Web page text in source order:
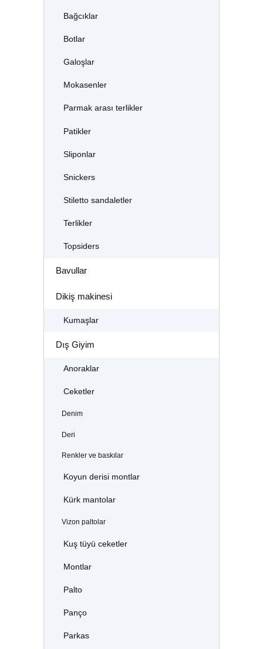
Bağcıklar
Botlar
Galoşlar
Mokasenler
Parmak arası terlikler
Patikler
Sliponlar
Snickers
Stiletto sandaletler
Terlikler
Topsiders
Bavullar
Dikiş makinesi
Kumaşlar
Dış Giyim
Anoraklar
Ceketler
Denim
Deri
Renkler ve baskılar
Koyun derisi montlar
Kürk mantolar
Vizon paltolar
Kuş tüyü ceketler
Montlar
Palto
Panço
Parkas